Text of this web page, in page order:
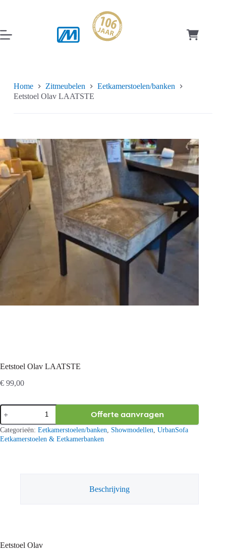
inhoud
Home Zitmeubelen
Eetkamerstoelen/banken
Eetstoel Olav LAATSTE
Eetstoel Olav LAATSTE
€ 99,00
Eetstoel
Olav
LAATSTE
aantal
Offerte aanvragen
Categorieën: Eetkamerstoelen/banken Showmodellen UrbanSofa
Eetkamerstoelen & Eetkamerbanken
Beschrijving
Eetstoel Olav